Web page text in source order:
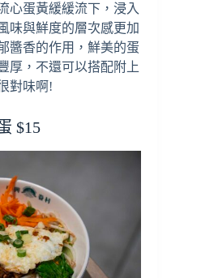
心蛋黃緩緩流下，浸入
味與鮮度的層次感更加
醬香的作用，鮮美的蛋
厚，不還可以搭配附上
對味啊!
$15